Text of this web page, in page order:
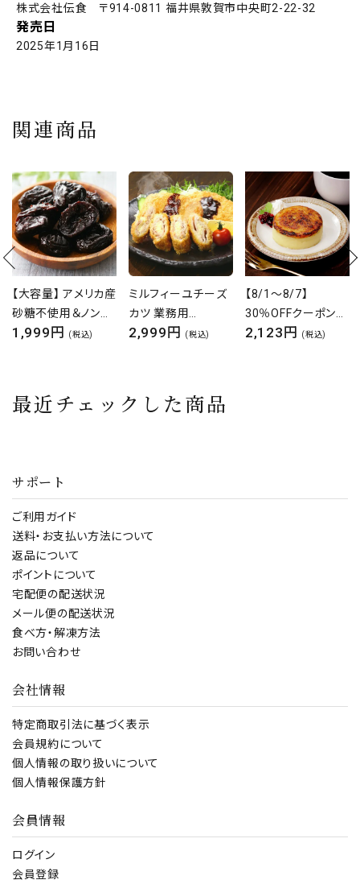
株式会社伝食 〒914-0811 福井県敦賀市中央町2-22-32
発売日
2025年1月16日
関連商品
ミルフィーユチーズ
カツ 業務用
900g(10枚入)【カ
2,999円 (税込)
【8/1～8/7】
30％OFFクーポン
サンセバスチャンチ
イーツ 冷凍 デザー
2,123円 (税込)
白身魚のフリッター
業務用たっぷり1kg
弁当 朝食
1,850円 (税込)
最近チェックした商品
サポート
ご利用ガイド
送料・お支払い方法について
返品について
ポイントについて
宅配便の配送状況
メール便の配送状況
食べ方・解凍方法
お問い合わせ
会社情報
特定商取引法に基づく表示
会員規約について
個人情報の取り扱いについて
個人情報保護方針
会員情報
ログイン
会員登録